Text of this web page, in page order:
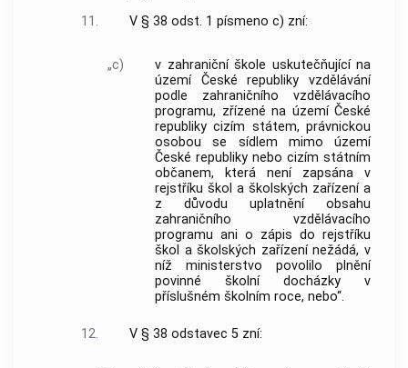
11.
V § 38 odst. 1 písmeno c) zní:
„c)
v zahraniční škole uskutečňující na
území České republiky vzdělávání
podle zahraničního vzdělávacího
programu, zřízené na území České
republiky cizím státem, právnickou
osobou se sídlem mimo území
České republiky nebo cizím státním
občanem, která není zapsána v
rejstříku škol a školských zařízení a
z důvodu uplatnění obsahu
zahraničního vzdělávacího
programu ani o zápis do rejstříku
škol a školských zařízení nežádá, v
níž ministerstvo povolilo plnění
povinné školní docházky v
příslušném školním roce, nebo“.
12. V § 38 odstavec 5 zní: